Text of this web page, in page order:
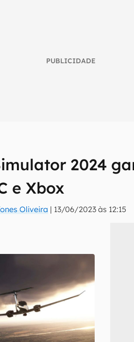
PUBLICIDADE
2024
e Xbox
Oliveira | 13/06/2023 às 12:15
do mundo tech!
e receba notícias e reviews sobre
com os Termos de Uso e Política de